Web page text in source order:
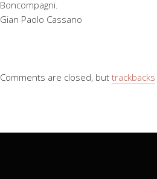
Boncompagni.
Gian Paolo Cassano
Comments are closed, but trackbacks